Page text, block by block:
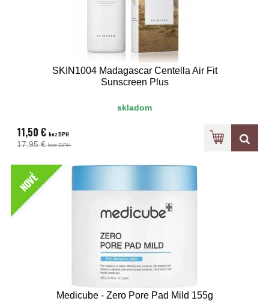
SKIN1004 Madagascar Centella Air Fit
Sunscreen Plus
skladom
11,50 € bez DPH
17,95 €bez DPH
NOVÉ
Medicube - Zero Pore Pad Mild 155g